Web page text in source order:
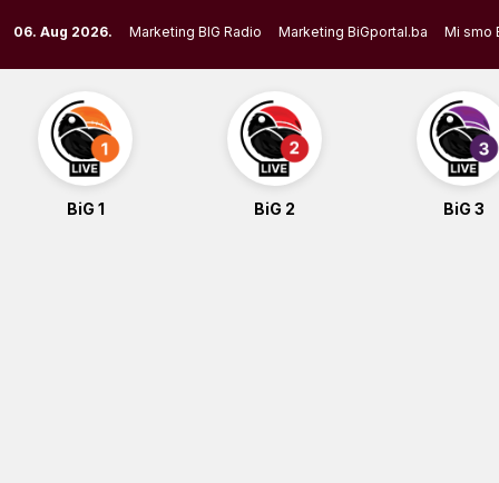
to
content
06. Aug 2026. Marketing BIG Radio Marketing BiGportal.ba Mi smo
BiG 1 BiG 2 BiG 3